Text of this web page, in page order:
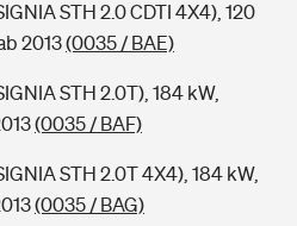
STH 2.0 CDTI 4X4), 120
2013(0035 / BAE)
STH 2.0T), 184 kW,
(0035 / BAF)
STH 2.0T 4X4), 184 kW,
(0035 / BAG)